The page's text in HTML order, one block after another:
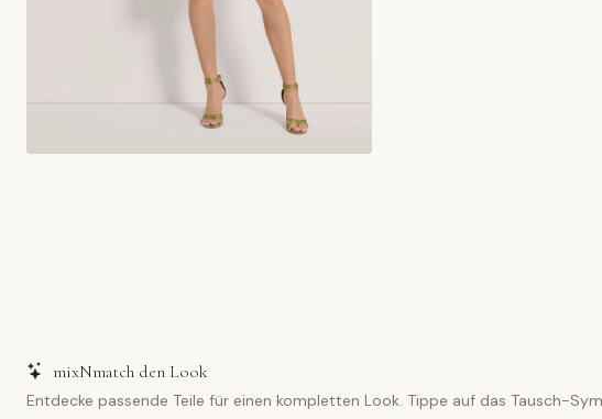
mixNmatch den Look
Entdecke passende Teile für einen kompletten Look. Tippe auf das Tausch-